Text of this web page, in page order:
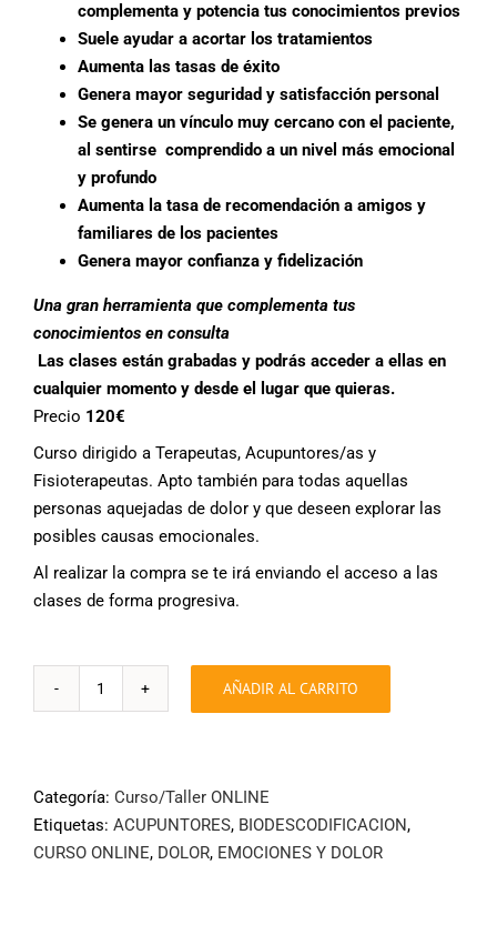
complementa y potencia tus conocimientos previos
Suele ayudar a acortar los tratamientos
Aumenta las tasas de éxito
Genera mayor seguridad y satisfacción personal
Se genera un vínculo muy cercano con el paciente,
al sentirse comprendido a un nivel más emocional
y profundo
Aumenta la tasa de recomendación a amigos y
familiares de los pacientes
Genera mayor confianza y fidelización
Una gran herramienta que complementa tus
conocimientos en consulta
Las clases están grabadas y podrás acceder a ellas en
cualquier momento y desde el lugar que quieras.
Precio 120€
Curso dirigido a Terapeutas, Acupuntores/as y
Fisioterapeutas. Apto también para todas aquellas
personas aquejadas de dolor y que deseen explorar las
posibles causas emocionales.
Al realizar la compra se te irá enviando el acceso a las
clases de forma progresiva.
Curso
AÑADIR AL CARRITO
Categoría: Curso/Taller ONLINE
Etiquetas: ACUPUNTORES, BIODESCODIFICACION,
CURSO ONLINE, DOLOR, EMOCIONES Y DOLOR